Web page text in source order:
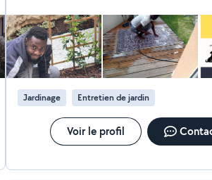
m'adapte à vos besoins et respecte vos
Disponible et réactif : Ponctuel et
à fournir un travail de qualité.
le week-end - Tarifs compétitifs : Devis personnalisé
selon la prestation. Paiement par virement bancaire ou
en espèces. CESU possible Contactez-moi par
message pour discuter de vos besoins !
Jardinage Entretien de jardin
Voir le profil